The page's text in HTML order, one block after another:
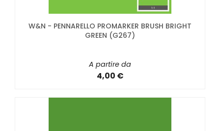
W&N - PENNARELLO PROMARKER BRUSH BRIGHT
GREEN (G267)
A partire da
4,00 €